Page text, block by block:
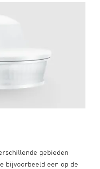
gebieden
bijvoorbeeld een op de